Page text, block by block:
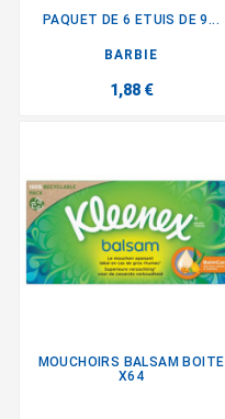
PAQUET DE 6 ETUIS DE 9...
BARBIE
1,88 €
MOUCHOIRS BALSAM BOITE
X64